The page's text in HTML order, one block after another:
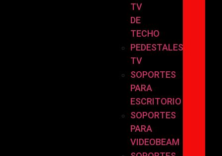
TV
DE
TECHO
PEDESTALES
TV
SOPORTES
PARA
ESCRITORIO
SOPORTES
PARA
VIDEOBEAM